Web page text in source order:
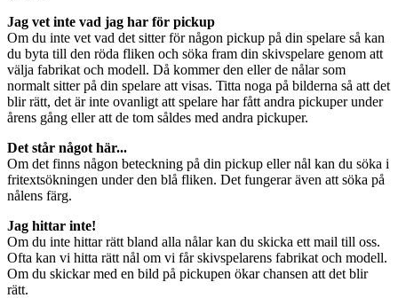
Jag vet inte vad jag har för pickup
Om du inte vet vad det sitter för någon pickup på din spelare så kan
du byta till den röda fliken och söka fram din skivspelare genom att
välja fabrikat och modell. Då kommer den eller de nålar som
normalt sitter på din spelare att visas. Titta noga på bilderna så att det
blir rätt, det är inte ovanligt att spelare har fått andra pickuper under
årens gång eller att de tom såldes med andra pickuper.
Det står något här...
Om det finns någon beteckning på din pickup eller nål kan du söka i
fritextsökningen under den blå fliken. Det fungerar även att söka på
nålens färg.
Jag hittar inte!
Om du inte hittar rätt bland alla nålar kan du skicka ett mail till oss.
Ofta kan vi hitta rätt nål om vi får skivspelarens fabrikat och modell.
Om du skickar med en bild på pickupen ökar chansen att det blir
rätt.